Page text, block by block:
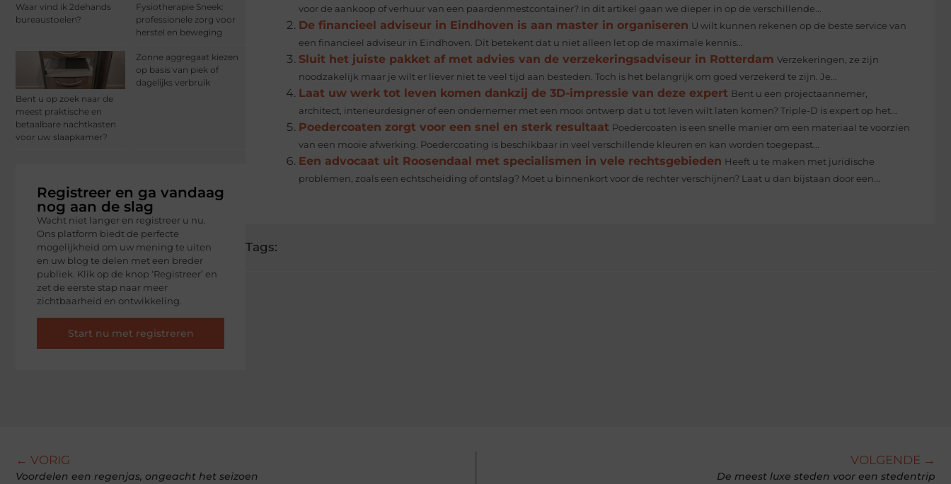
Waar vind ik 2dehands
bureaustoelen?
Fysiotherapie Sneek:
professionele zorg voor
herstel en beweging
Bent u op zoek naar de
meest praktische en
betaalbare nachtkasten
voor uw slaapkamer?
Zonne aggregaat kiezen
op basis van piek of
dagelijks verbruik
Registreer en ga vandaag
nog aan de slag
Wacht niet langer en registreer u nu.
Ons platform biedt de perfecte
mogelijkheid om uw mening te uiten
en uw blog te delen met een breder
publiek. Klik op de knop ‘Registreer’ en
zet de eerste stap naar meer
zichtbaarheid en ontwikkeling.
Start nu met registreren
voor de aankoop of verhuur van een paardenmestcontainer? In dit artikel gaan we dieper in op de verschillende...
De financieel adviseur in Eindhoven is aan master in organiseren U wilt kunnen rekenen op de beste service van
een financieel adviseur in Eindhoven. Dit betekent dat u niet alleen let op de maximale kennis...
Sluit het juiste pakket af met advies van de verzekeringsadviseur in Rotterdam Verzekeringen, ze zijn
noodzakelijk maar je wilt er liever niet te veel tijd aan besteden. Toch is het belangrijk om goed verzekerd te zijn. Je...
Laat uw werk tot leven komen dankzij de 3D-impressie van deze expert Bent u een projectaannemer,
architect, interieurdesigner of een ondernemer met een mooi ontwerp dat u tot leven wilt laten komen? Triple-D is expert op het...
Poedercoaten zorgt voor een snel en sterk resultaat Poedercoaten is een snelle manier om een materiaal te voorzien
van een mooie afwerking. Poedercoating is beschikbaar in veel verschillende kleuren en kan worden toegepast...
Een advocaat uit Roosendaal met specialismen in vele rechtsgebieden Heeft u te maken met juridische
problemen, zoals een echtscheiding of ontslag? Moet u binnenkort voor de rechter verschijnen? Laat u dan bijstaan door een...
Tags:
← VORIG
Voordelen een regenjas, ongeacht het seizoen
VOLGENDE →
De meest luxe steden voor een stedentrip